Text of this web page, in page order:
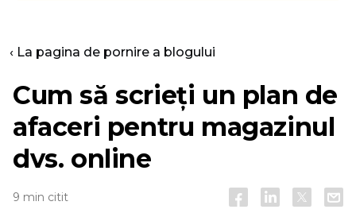
‹ La pagina de pornire a blogului
Cum să scrieți un plan de
afaceri pentru magazinul
dvs. online
9 min citit